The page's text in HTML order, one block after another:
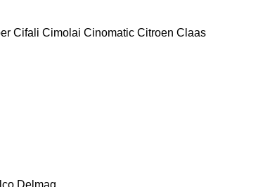
Cifali Cimolai Cinomatic Citroen Claas
Delmag